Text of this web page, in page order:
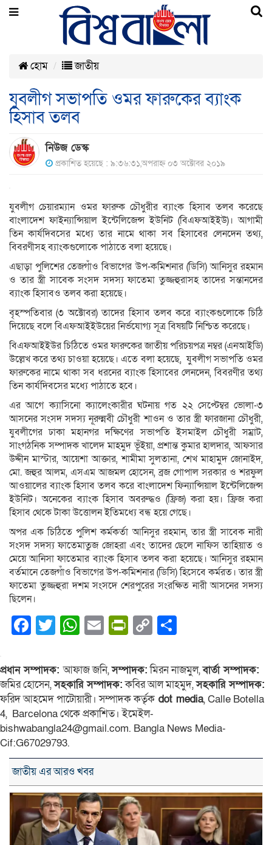
হোম জাতীয়
যুবলীগ সভাপতি ওমর ফারুকের ব্যাংক
হিসাব তলব
নিউজ ডেস্ক
প্রকাশিত হয়েছে : ৯:৩৬:৩১,অপরাহ্ন ০৩ অক্টোবর ২০১৯
যুবলীগ চেয়ারম্যান ওমর ফারুক চৌধুরীর ব্যাংক হিসাব তলব করেছে
বাংলাদেশ ফাইন্যান্সিয়াল ইন্টেলিজেন্স ইউনিট (বিএফআইইউ)। আগামী
তিন কার্যদিবসের মধ্যে তার নামে থাকা সব হিসাবের লেনদেন তথ্য,
বিবরণীসহ ব্যাংকগুলোকে পাঠাতে বলা হয়েছে।
এছাড়া পুলিশের তেজগাঁও বিভাগের উপ-কমিশনার (ডিসি) আনিসুর রহমান
ও তার স্ত্রী সাবেক সংসদ সদস্য ফাতেমা তুজ্জহুরাসহ তাদের সন্তানদের
ব্যাংক হিসাবও তলব করা হয়েছে।
বৃহস্পতিবার (৩ অক্টোবর) তাদের হিসাব তলব করে ব্যাংকগুলোকে চিঠি
দিয়েছে বলে বিএফআইইউয়ের নির্ভযোগ্য সূত্র বিষয়টি নিশ্চিত করেছে।
বিএফআইইউর চিঠিতে ওমর ফারুকের জাতীয় পরিচয়পত্র নম্বর (এনআইডি)
উল্লেখ করে তথ্য চাওয়া হয়েছে। এতে বলা হয়েছে, যুবলীগ সভাপতি ওমর
ফারুকের নামে থাকা সব ধরনের ব্যাংক হিসাবের লেনদেন, বিবরণীর তথ্য
তিন কার্যদিবসের মধ্যে পাঠাতে হবে।
এর আগে ক্যাসিনো ক্যালেংকারীর ঘটনায় গত ২২ সেপ্টেম্বর ভোলা-৩
আসনের সংসদ সদস্য নূরুন্নবী চৌধুরী শাওন ও তার স্ত্রী ফারজানা চৌধুরী,
যুবলীগের ঢাকা মহানগর দক্ষিণের সভাপতি ইসমাইল চৌধুরী সম্রাট,
সাংগঠনিক সম্পাদক খালেদ মাহমুদ ভূঁইয়া, প্রশান্ত কুমার হালদার, আফসার
উদ্দীন মাস্টার, আয়েশা আক্তার, শামীমা সুলতানা, শেখ মাহামুদ জোনাইদ,
মো. জহুর আলম, এসএম আজমল হোসেন, ব্রজ গোপাল সরকার ও শরফুল
আওয়ালের ব্যাংক হিসাব তলব করে বাংলাদেশ ফিন্যান্সিয়াল ইন্টেলিজেন্স
ইউনিট। অনেকের ব্যাংক হিসাব অবরুদ্ধও (ফ্রিজ) করা হয়। ফ্রিজ করা
হিসাব থেকে টাকা উত্তোলন ইতিমধ্যে বন্ধ হয়ে গেছে।
অপর এক চিঠিতে পুলিশ কর্মকর্তা আনিসুর রহমান, তার স্ত্রী সাবেক নারী
সংসদ সদস্য ফাতেমাতুজ জোহরা এবং তাদের ছেলে নাফিস তাহিয়াত ও
মেয়ে আনিসা ফাতেমার ব্যাংক হিসাব তলব করা হয়েছে। আনিসুর রহমান
বর্তমানে তেজগাঁও বিভাগের উপ-কমিশনার (ডিসি) হিসেবে কর্মরত। তার স্ত্রী
ফাতেমা তুজ্জহুরা দশম সংসদে শেরপুরের সংরক্ষিত নারী আসনের সদস্য
ছিলেন।
Facebook
Twitter
WhatsApp
EmailPrintFriendly
Copy
প্রধান সম্পাদক:আফাজ জনি,সম্পাদক:মিরন নাজমুল,বার্তা সম্পাদক:
জমির হোসেন,সহকারি সম্পাদক:কবির আল মাহমুদ,সহকারি সম্পাদক:
ফরিদ আহমেদ পাটোয়ারী। সম্পাদক কর্তৃক dot media, Calle Botella
4, Barcelona থেকে প্রকাশিত। ইমেইল-
bishwabangla24@gmail.com. Bangla News Media-
Cif:G67029793.
জাতীয় এর আরও খবর